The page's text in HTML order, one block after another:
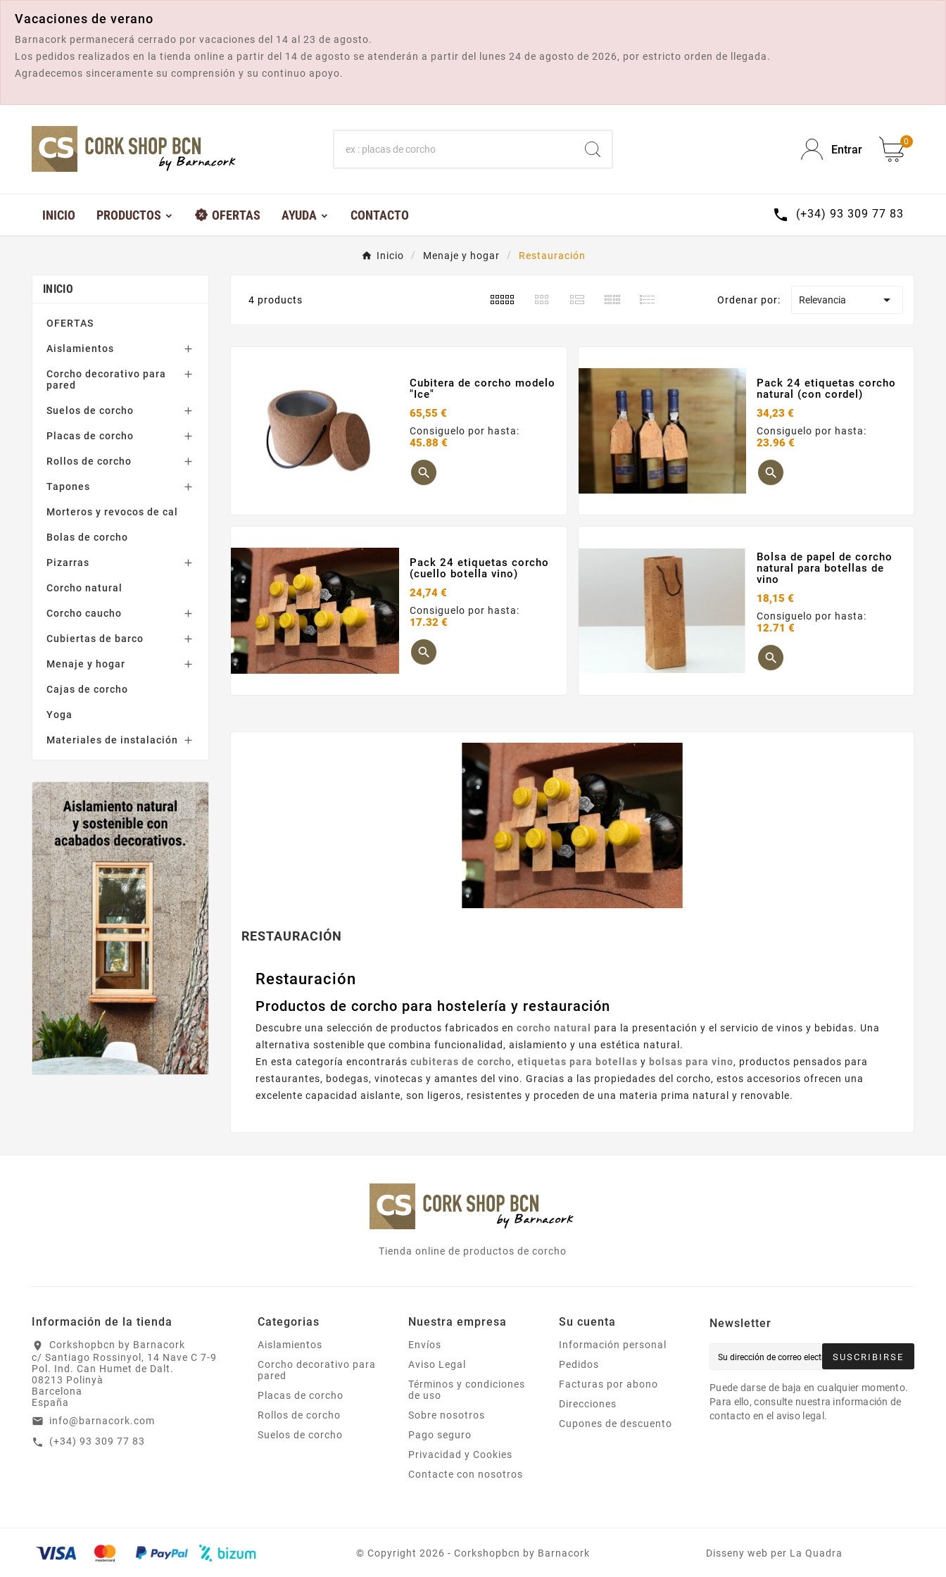
Vacaciones de verano
Barnacork permanecerá cerrado por vacaciones del 14 al 23 de agosto.
Los pedidos realizados en la tienda online a partir del 14 de agosto se atenderán a partir del lunes 24 de agosto de 2026, por estricto orden de llegada.
Agradecemos sinceramente su comprensión y su continuo apoyo.
Entrar
0
INICIO PRODUCTOS OFERTAS AYUDA CONTACTO  (+34) 93 309 77 83
Inicio Menaje y hogar Restauración
INICIO
OFERTAS
Aislamientos 
Corcho decorativo para
pared

Suelos de corcho 
Placas de corcho 
Rollos de corcho 
Tapones 
Morteros y revocos de cal
Bolas de corcho
Pizarras 
Corcho natural
Corcho caucho 
Cubiertas de barco 
Menaje y hogar 
Cajas de corcho
Yoga
Materiales de instalación 
4 products Ordenar por: Relevancia 
Cubitera de corcho modelo
"Ice"
65,55 €
Consiguelo por hasta:
45.88 €

Pack 24 etiquetas corcho
natural (con cordel)
34,23 €
Consiguelo por hasta:
23.96 €

Pack 24 etiquetas corcho
(cuello botella vino)
24,74 €
Consiguelo por hasta:
17.32 €

Bolsa de papel de corcho
natural para botellas de
vino
18,15 €
Consiguelo por hasta:
12.71 €

RESTAURACIÓN
Restauración
Productos de corcho para hostelería y restauración
Descubre una selección de productos fabricados encorcho natural
para la presentación y el servicio de vinos y bebidas. Una
alternativa sostenible que combina funcionalidad, aislamiento y una estética natural.
En esta categoría encontraráscubiteras de corcho,etiquetas para botellas y bolsas para vino, productos pensados para
restaurantes, bodegas, vinotecas y amantes del vino. Gracias a las propiedades del corcho, estos accesorios ofrecen una
excelente capacidad aislante, son ligeros, resistentes y proceden de una materia prima natural y renovable.
Tienda online de productos de corcho
Información de la tienda
location_on
Corkshopbcn by Barnacork
c/ Santiago Rossinyol, 14 Nave C 7-9
Pol. Ind. Can Humet de Dalt.
08213 Polinyà
Barcelona
España
email info@barnacork.com
call (+34) 93 309 77 83
Categorias
Aislamientos
Corcho decorativo para
pared
Placas de corcho
Rollos de corcho
Suelos de corcho
Nuestra empresa
Envíos
Aviso Legal
Términos y condiciones
de uso
Sobre nosotros
Pago seguro
Privacidad y Cookies
Contacte con nosotros
Su cuenta
Información personal
Pedidos
Facturas por abono
Direcciones
Cupones de descuento
Newsletter
SUSCRIBIRSE
Puede darse de baja en cualquier momento.
Para ello, consulte nuestra información de
contacto en el aviso legal.
© Copyright 2026 - Corkshopbcn by Barnacork Disseny web per La Quadra